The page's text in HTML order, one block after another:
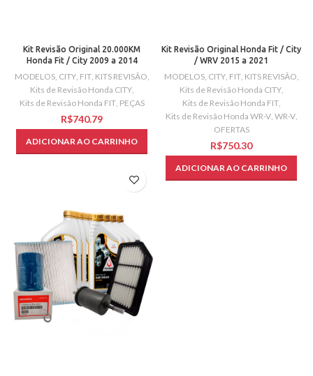
Kit Revisão Original 20.000KM
Honda Fit / City 2009 a 2014
MODELOS, CITY, FIT, KITS REVISÃO,
Kits de Revisão Honda CITY,
Kits de Revisão Honda FIT, PEÇAS
R$
ADICIONAR AO CARRINHO
Kit Revisão Original Honda Fit / City
/ WRV 2015 a 2021
MODELOS, CITY, FIT, KITS REVISÃO,
Kits de Revisão Honda CITY,
Kits de Revisão Honda FIT,
Kits de Revisão Honda WR-V, WR-V,
OFERTAS
R$
ADICIONAR AO CARRINHO